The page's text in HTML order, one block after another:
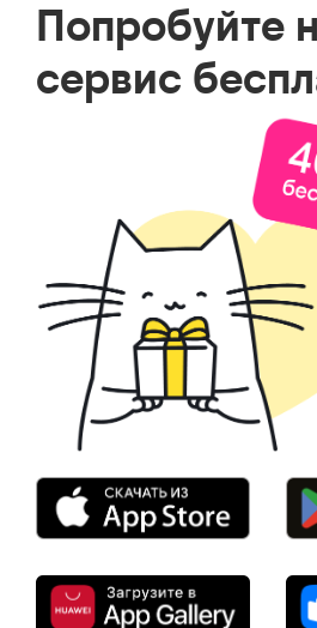
Попробуйте
сервис